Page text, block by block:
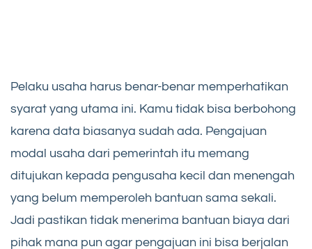
Pelaku usaha harus benar-benar memperhatikan
syarat yang utama ini. Kamu tidak bisa berbohong
karena data biasanya sudah ada. Pengajuan
modal usaha dari pemerintah itu memang
ditujukan kepada pengusaha kecil dan menengah
yang belum memperoleh bantuan sama sekali.
Jadi pastikan tidak menerima bantuan biaya dari
pihak mana pun agar pengajuan ini bisa berjalan